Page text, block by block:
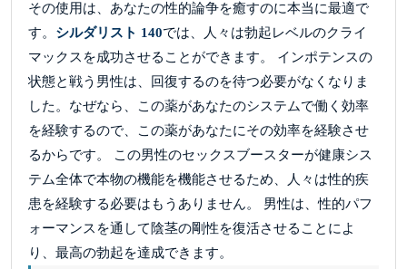
その使用は、あなたの性的論争を癒すのに本当に最適で
す。 シルダリスト 140では、人々は勃起レベルのクライ
マックスを成功させることができます。 インポテンスの
状態と戦う男性は、回復するのを待つ必要がなくなりま
した。なぜなら、この薬があなたのシステムで働く効率
を経験するので、この薬があなたにその効率を経験させ
るからです。 この男性のセックスブースターが健康シス
テム全体で本物の機能を機能させるため、人々は性的疾
患を経験する必要はもうありません。 男性は、性的パフ
ォーマンスを通して陰茎の剛性を復活させることによ
り、最高の勃起を達成できます。